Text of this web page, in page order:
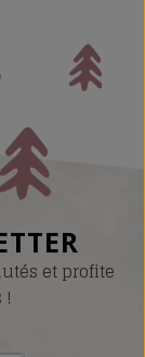
et profite
!